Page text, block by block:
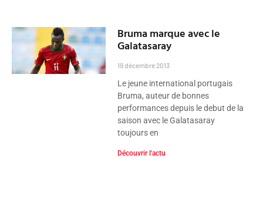
Bruma marque avec le
Galatasaray
19 décembre 2013
Le jeune international portugais
Bruma, auteur de bonnes
performances depuis le debut de la
saison avec le Galatasaray
toujours en
Découvrir l'actu